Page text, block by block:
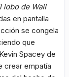
lobo de Wall
en pantalla
se congela
que
Spacey de
crear empatía